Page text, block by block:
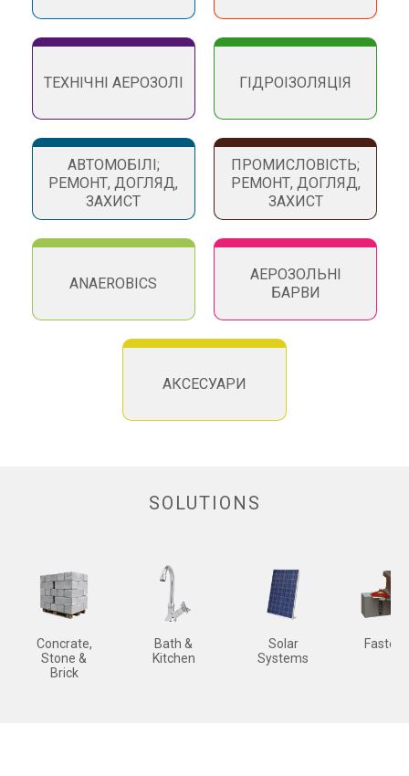
ТЕХНІЧНІ АЕРОЗОЛІ ГІДРОІЗОЛЯЦІЯ
АВТОМОБІЛІ;
РЕМОНТ, ДОГЛЯД,
ЗАХИСТ
ПРОМИСЛОВІСТЬ;
РЕМОНТ, ДОГЛЯД,
ЗАХИСТ
ANAEROBICS
АЕРОЗОЛЬНІ
БАРВИ
АКСЕСУАРИ
SOLUTIONS
Concrate,
Stone &
Brick
Bath &
Kitchen
Solar
Systems